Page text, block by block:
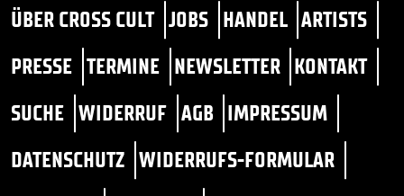
ÜBER CROSS CULT JOBS HANDEL ARTISTS
PRESSE TERMINE NEWSLETTER KONTAKT
SUCHE WIDERRUF AGB IMPRESSUM
DATENSCHUTZ WIDERRUFS-FORMULAR